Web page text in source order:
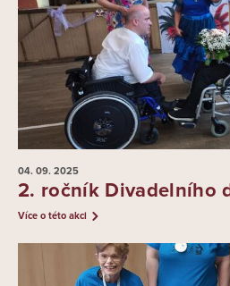
04. 09. 2025
2. ročník Divadelního
Více o této akci